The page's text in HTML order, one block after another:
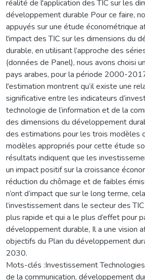
réalité de l'application des TIC sur les
développement durable Pour ce faire,
appuyés sur une étude économétrique
l'impact des TIC sur les dimensions du
durable, en utilisant l’approche des
(données de Panel), nous avons choisi
pays arabes, pour la période 2000-
l'estimation montrent qu’il existe une
significative entre les indicateurs
technologie de l’information et de la
des dimensions du développement
des estimations pour les trois modèles
modèles appropriés pour cette étude
résultats indiquent que les
un impact positif sur la croissance
réduction du chômage et de faibles
n’ont d’impact que sur le long terme,
l’investissement dans le secteur des
plus rapide et qui a le plus d’effet pour
développement durable, Il a une vision
objectifs du Plan du développement
2030.
Mots-clés :Investissement
de la communication, développement